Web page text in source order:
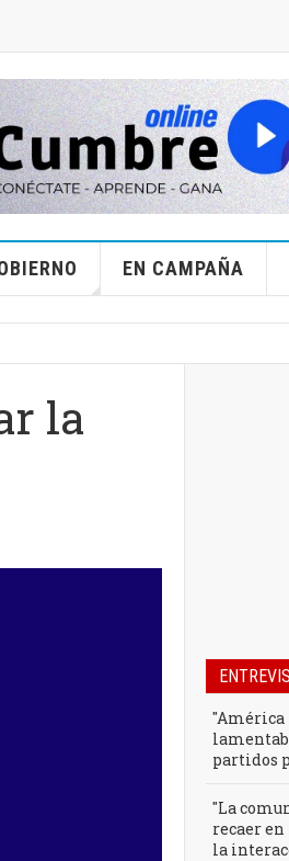
EN CAMPAÑA
la
"América
partidos
"La
recaer
la